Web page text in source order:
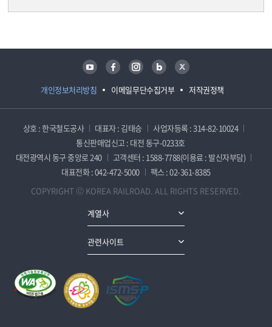
개인정보처리방침 이메일무단수집거부 저작권정책
유튜브 페이스북 인스타그램 블로그 트위터
상호 : 한국철도공사 대표자 : 김태승
사업자등록 : 314-82-10024
통신판매업신고 : 대전 동구-0233호
대전광역시 동구 중앙로 240
고객센터 : 1588-7788(이용료 : 발신자부담)
대표전화 : 042-472-5000
팩스 : 02-361-8385
COPYRIGHT ⓒ KOREA RAILROAD. ALL RIGHTS RESERVED.
계열사
관련사이트